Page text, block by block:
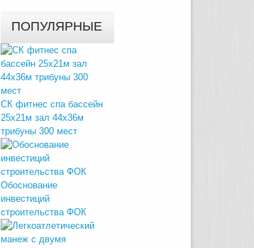
ПОПУЛЯРНЫЕ
СК фитнес спа бассейн
25х21м зал 44х36м
трибуны 300 мест
Обоснование
инвестиций
строительства ФОК